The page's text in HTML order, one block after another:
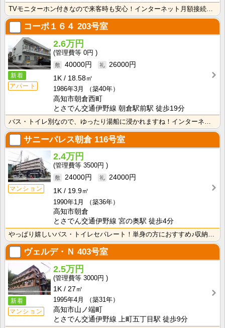
コーポ１６４ 203号室
新着
アパート
2.6万円
0円
40000円
26000円
1K
18.58㎡
1986年3月
（築40年）
高知市朝倉西町
とさでん交通伊野線 朝倉駅前駅 徒歩19分
サニーパレス朝倉116号室
マンション
2.4万円
3500円
24000円
24000円
1K
19.9㎡
1990年1月
（築36年）
高知市朝倉
とさでん交通伊野線 宮の奥駅 徒歩4分
ヴェルデ・Ｎ 403号室
新着
マンション
2.5万円
3000円
1K
27㎡
1995年4月
（築31年）
高知市山ノ端町
とさでん交通伊野線 上町五丁目駅 徒歩9分